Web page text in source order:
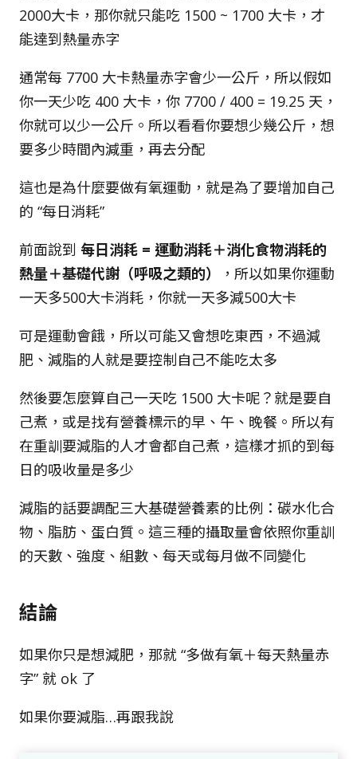
2000大卡，那你就只能吃 1500 ~ 1700 大卡，才
能達到熱量赤字
通常每 7700 大卡熱量赤字會少一公斤，所以假如
你一天少吃 400 大卡，你 7700 / 400 = 19.25 天，
你就可以少一公斤。所以看看你要想少幾公斤，想
要多少時間內減重，再去分配
這也是為什麼要做有氧運動，就是為了要增加自己
的 “每日消耗”
前面說到 每日消耗 = 運動消耗＋消化食物消耗的
熱量＋基礎代謝（呼吸之類的）
，所以如果你運動
一天多500大卡消耗，你就一天多減500大卡
可是運動會餓，所以可能又會想吃東西，不過減
肥、減脂的人就是要控制自己不能吃太多
然後要怎麼算自己一天吃 1500 大卡呢？就是要自
己煮，或是找有營養標示的早、午、晚餐。所以有
在重訓要減脂的人才會都自己煮，這樣才抓的到每
日的吸收量是多少
減脂的話要調配三大基礎營養素的比例：碳水化合
物、脂肪、蛋白質。這三種的攝取量會依照你重訓
的天數、強度、組數、每天或每月做不同變化
結論
如果你只是想減肥，那就 “多做有氧＋每天熱量赤
字” 就 ok 了
如果你要減脂…再跟我說